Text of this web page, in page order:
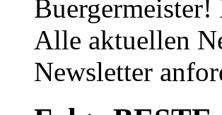
Alle aktuellen
Newsletter